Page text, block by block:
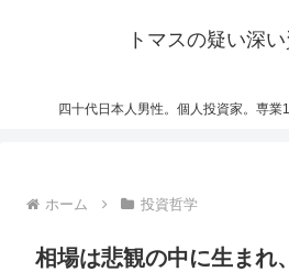
トマスの疑い深
四十代日本人男性。個人投資家。専業
ホーム 投資哲学
相場は悲観の中に生まれ